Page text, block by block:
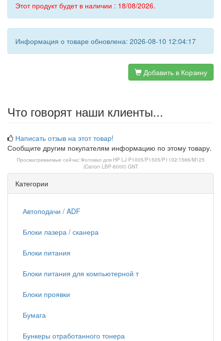
Этот продукт будет в наличии : 18/08/2026.
Информация о товаре обновлена: 2026-08-10 12:04:17
Добавить в Корзину
Что говорят наши клиенты...
Написать отзыв на этот товар!
Сообщите другим покупателям информацию по этому товару.
Просматриваемые сейчас:Фотовал для HP LJ P1005/P1505/P1102/1566/M125
(Canon LBP-6000) GNT
Категории
Автоподачи / ADF
Блоки лазера / сканера
Блоки питания
Блоки питания для компьютерной т
Блоки проявки
Бумага
Бункеры отработанного тонера